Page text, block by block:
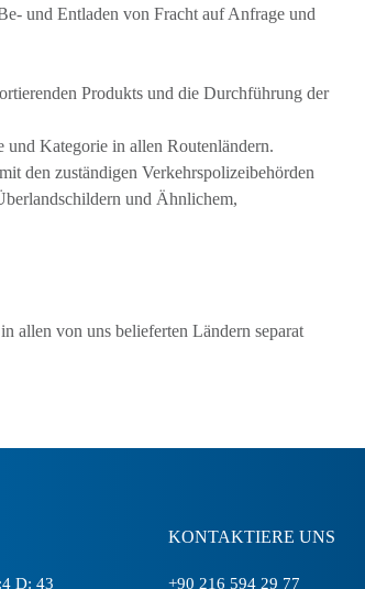
und Entladen von Fracht auf Anfrage und
Produkts und die Durchführung der
und Kategorie in allen Routenländern.
den zuständigen Verkehrspolizeibehörden
und Ähnlichem,
allen von uns belieferten Ländern separat
D: 43
KONTAKTIERE UNS
+90 216 594 29 77